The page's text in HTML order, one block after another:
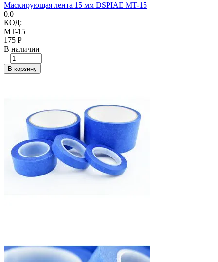
Маскирующая лента 15 мм DSPIAE MT-15
0.0
КОД:
MT-15
‍175‍ Р
В наличии
+
−
В корзину